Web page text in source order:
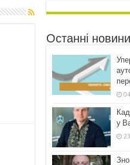
Останні новини
у